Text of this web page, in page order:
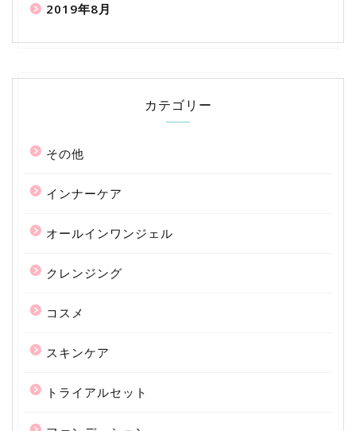
2019年8月
カテゴリー
その他
インナーケア
オールインワンジェル
クレンジング
コスメ
スキンケア
トライアルセット